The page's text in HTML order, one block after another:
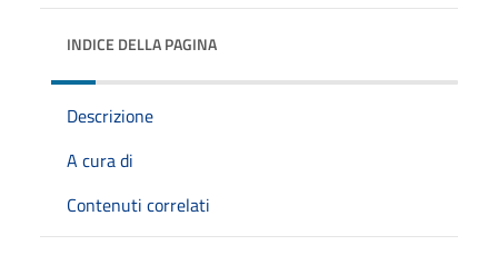
INDICE DELLA PAGINA
Descrizione
A cura di
Contenuti correlati